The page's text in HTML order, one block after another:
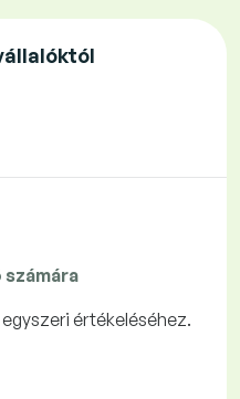
számára
értékeléséhez.